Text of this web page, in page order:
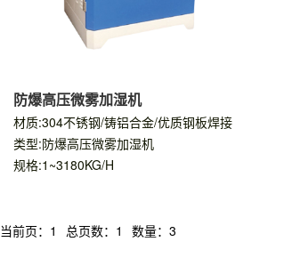
防爆高压微雾加湿机
材质:304不锈钢/铸铝合金/优质钢板焊接
类型:防爆高压微雾加湿机
规格:1~3180KG/H
当前页：1 总页数：1 数量：3